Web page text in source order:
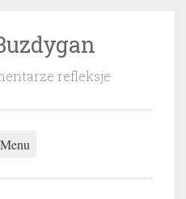
refleksje
Menu